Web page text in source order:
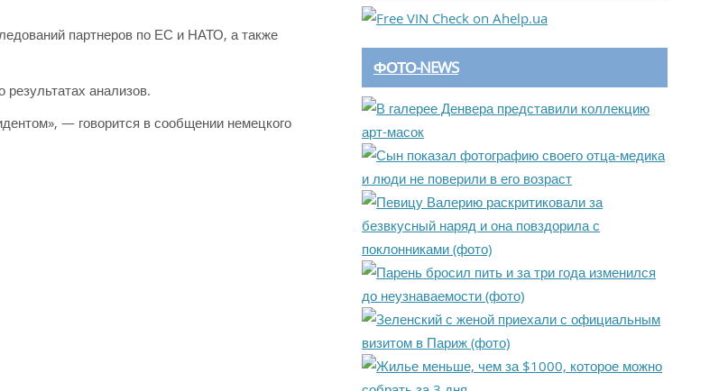
партнеров по ЕС и НАТО, а также
анализов.
— говорится в сообщении немецкого
ФОТО-NEWS